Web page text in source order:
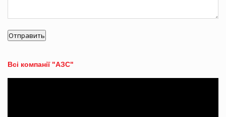
Всі компанії "АЗС"